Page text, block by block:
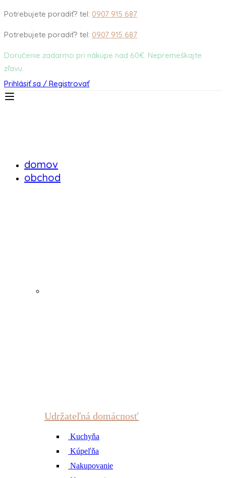
Potrebujete poradiť? tel: 0907 915 687
Potrebujete poradiť? tel: 0907 915 687
Doručenie zadarmo pri nákupe nad 60€. Nepremeškajte
zľavu.
Prihlásiť sa / Registrovať
domov
obchod
Udržateľná domácnosť
Kuchyňa
Kúpeľňa
Nakupovanie